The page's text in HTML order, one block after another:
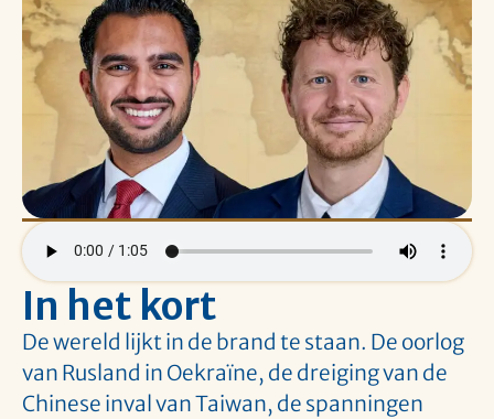
In het kort
De wereld lijkt in de brand te staan. De oorlog
van Rusland in Oekraïne, de dreiging van de
Chinese inval van Taiwan, de spanningen